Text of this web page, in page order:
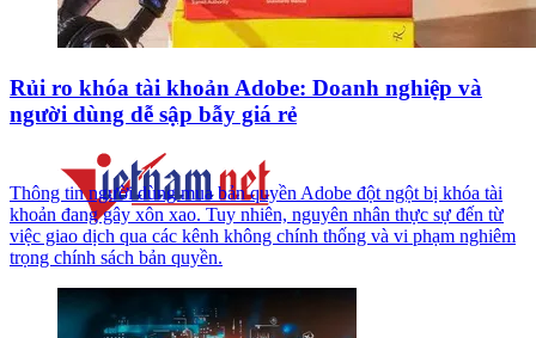
Rủi ro khóa tài khoản Adobe: Doanh nghiệp và
người dùng dễ sập bẫy giá rẻ
Thông tin người dùng mua bản quyền Adobe đột ngột bị khóa tài
khoản đang gây xôn xao. Tuy nhiên, nguyên nhân thực sự đến từ
việc giao dịch qua các kênh không chính thống và vi phạm nghiêm
trọng chính sách bản quyền.